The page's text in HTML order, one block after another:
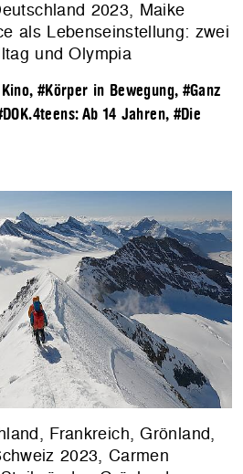
2023, Maike
als Lebenseinstellung: zwei
und Olympia
, #Körper in Bewegung, #Ganz
Ab 14 Jahren, #Die
Frankreich, Grönland,
2023, Carmen